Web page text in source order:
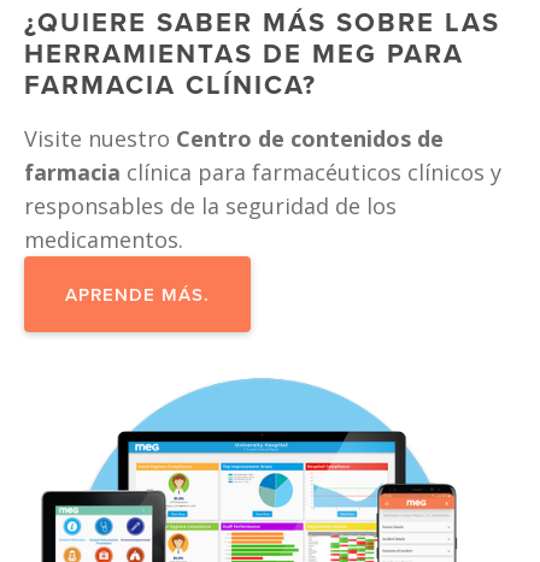
¿QUIERE SABER MÁS SOBRE LAS
HERRAMIENTAS DE MEG PARA
FARMACIA CLÍNICA?
Visite nuestro Centro de contenidos de
farmacia clínica para farmacéuticos clínicos y
responsables de la seguridad de los
medicamentos.
APRENDE MÁS.